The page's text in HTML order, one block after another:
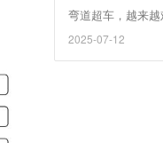
弯道超车，越来
2025-07-12